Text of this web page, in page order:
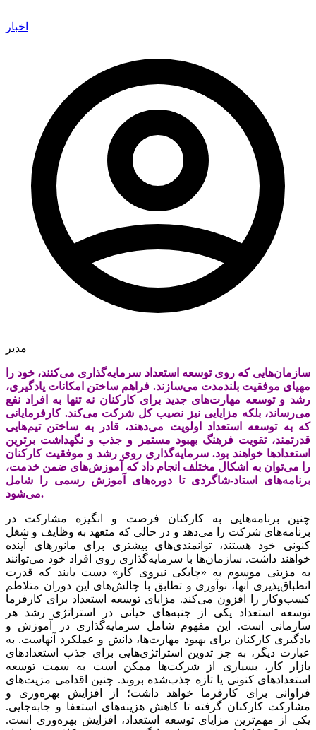
اخبار
مدیر
سازمان‌‌‌هایی که روی توسعه استعداد سرمایه‌‌‌گذاری می‌‌‌کنند، خود را
مهیای موفقیت بلندمدت می‌‌‌سازند. فراهم ساختن امکانات یادگیری،
رشد و توسعه مهارت‌‌‌های جدید برای کارکنان نه تنها به افراد نفع
می‌‌‌رساند، بلکه مزایایی نیز نصیب کل شرکت می‌‌‌کند. کارفرمایانی
که به توسعه استعداد اولویت می‌‌‌دهند، قادر به ساختن تیم‌‌‌هایی
قدرتمند، تقویت فرهنگ بهبود مستمر و جذب و نگهداشت برترین
استعدادها خواهند بود. سرمایه‌‌‌گذاری روی رشد و موفقیت کارکنان
را می‌‌‌توان به اشکال مختلف انجام داد که آموزش‌‌‌های ضمن خدمت،
برنامه‌‌‌های استاد-شاگردی تا دوره‌‌‌های آموزش رسمی را شامل
می‌شود.
چنین برنامه‌‌‌هایی به کارکنان فرصت و انگیزه مشارکت در
برنامه‌‌‌های شرکت‌‌‌ را می‌‌‌دهد و در حالی که متعهد به وظایف و شغل
کنونی خود هستند، توانمندی‌‌‌های بیشتری برای مانورهای آینده
خواهند داشت. سازمان‌‌‌ها با سرمایه‌‌‌گذاری روی افراد خود می‌‌‌توانند
به مزیتی موسوم به «چابکی نیروی کار» دست یابند که قدرت
انطباق‌‌‌پذیری آنها، نوآوری و تطابق با چالش‌‌‌های این دوران متلاطم
کسب‌و‌کار را افزون می‌‌‌کند. مزایای توسعه استعداد برای کارفرما
توسعه استعداد یکی از جنبه‌‌‌های حیاتی در استراتژی رشد هر
سازمانی است. این مفهوم شامل سرمایه‌‌‌گذاری در آموزش و
یادگیری کارکنان برای بهبود مهارت‌‌‌ها، دانش و عملکرد آنهاست. به
عبارت دیگر، به جز تدوین استراتژی‌‌‌هایی برای جذب استعدادهای
بازار کار، بسیاری از شرکت‌ها ممکن است به سمت توسعه
استعدادهای کنونی یا تازه جذب‌‌‌شده بروند. چنین اقدامی مزیت‌‌‌های
فراوانی برای کارفرما خواهد داشت؛ از افزایش بهره‌‌‌وری و
مشارکت کارکنان گرفته تا کاهش هزینه‌‌‌های استعفا و جابه‌‌‌جایی.
یکی از مهم‌‌‌ترین مزایای توسعه استعداد، افزایش بهره‌‌‌وری است.